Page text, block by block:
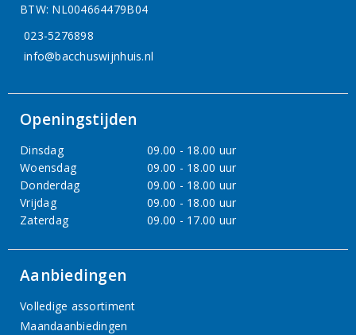
BTW: NL004664479B04
023-5276898
info@bacchuswijnhuis.nl
Openingstijden
Dinsdag
09.00 - 18.00 uur
Woensdag
09.00 - 18.00 uur
Donderdag
09.00 - 18.00 uur
Vrijdag
09.00 - 18.00 uur
Zaterdag
09.00 - 17.00 uur
Aanbiedingen
Volledige assortiment
Maandaanbiedingen